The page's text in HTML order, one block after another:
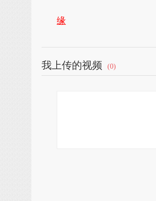
缘
我上传的视频 (0)